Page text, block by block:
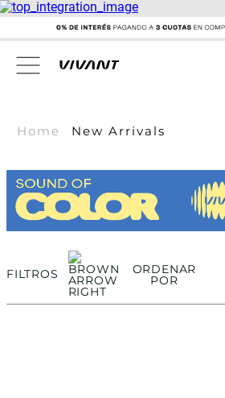
Home New Arrivals
FILTROS ORDENAR
POR